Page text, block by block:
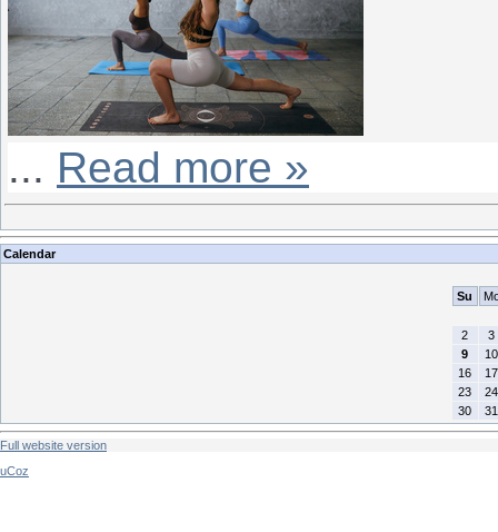
... Read more »
Calendar
Su
2
3
9
10
16
17
23
24
30
31
Full website version
uCoz